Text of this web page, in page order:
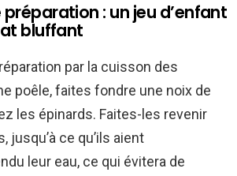
: un jeu d’enfant
bluffant
par la cuisson des
poêle, faites fondre une noix de
les épinards. Faites-les revenir
jusqu’à ce qu’ils aient
leur eau, ce qui évitera de